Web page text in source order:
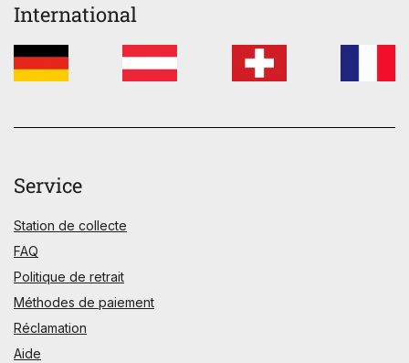
International
Service
Station de collecte
FAQ
Politique de retrait
Méthodes de paiement
Réclamation
Aide